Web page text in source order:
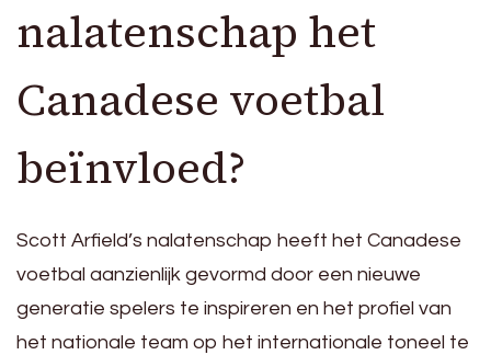
nalatenschap het
Canadese voetbal
beïnvloed?
Scott Arfield’s nalatenschap heeft het Canadese
voetbal aanzienlijk gevormd door een nieuwe
generatie spelers te inspireren en het profiel van
het nationale team op het internationale toneel te